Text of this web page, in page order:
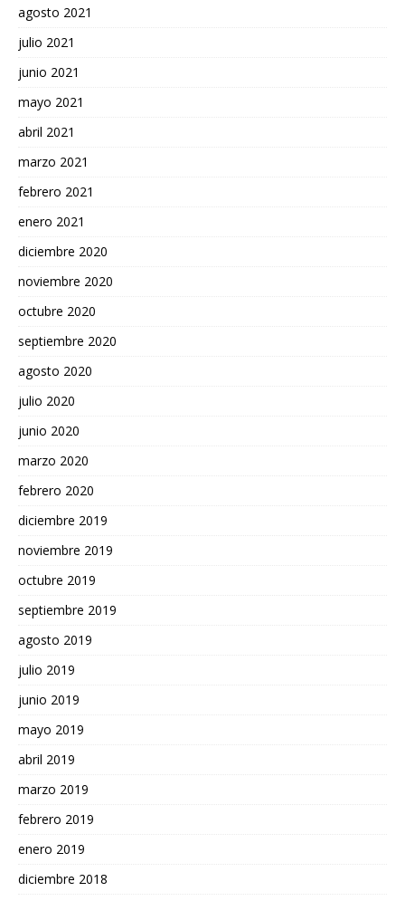
agosto 2021
julio 2021
junio 2021
mayo 2021
abril 2021
marzo 2021
febrero 2021
enero 2021
diciembre 2020
noviembre 2020
octubre 2020
septiembre 2020
agosto 2020
julio 2020
junio 2020
marzo 2020
febrero 2020
diciembre 2019
noviembre 2019
octubre 2019
septiembre 2019
agosto 2019
julio 2019
junio 2019
mayo 2019
abril 2019
marzo 2019
febrero 2019
enero 2019
diciembre 2018